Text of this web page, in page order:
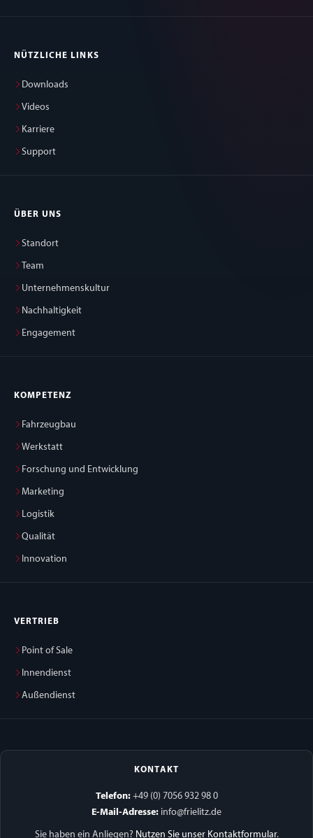
NÜTZLICHE LINKS
Downloads
Videos
Karriere
Support
ÜBER UNS
Standort
Team
Unternehmenskultur
Nachhaltigkeit
Engagement
KOMPETENZ
Fahrzeugbau
Werkstatt
Forschung und Entwicklung
Marketing
Logistik
Qualität
Innovation
VERTRIEB
Point of Sale
Innendienst
Außendienst
KONTAKT
Telefon:+49 (0) 7056 932 98 0
E-Mail-Adresse: info@frielitz.de
Sie haben ein Anliegen? Nutzen Sie unser Kontaktformular.